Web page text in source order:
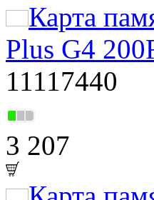
Карта
Plus G4
11117440
3 207